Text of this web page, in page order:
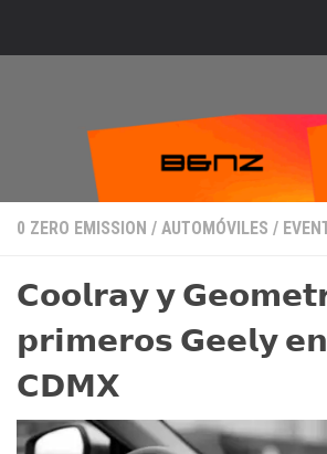
0 ZERO EMISSION / AUTOMÓVILES /
𝗖𝗼𝗼𝗹𝗿𝗮𝘆 𝘆
𝗽𝗿𝗶𝗺𝗲𝗿𝗼𝘀 𝗚𝗲𝗲𝗹𝘆 𝗲𝗻
𝗖𝗗𝗠𝗫